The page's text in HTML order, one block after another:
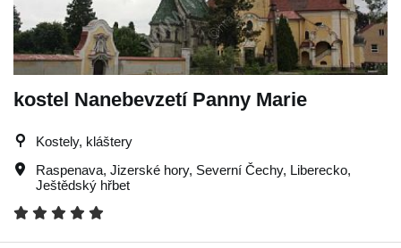
kostel Nanebevzetí Panny Marie
Kostely, kláštery
Raspenava, Jizerské hory, Severní Čechy, Liberecko,
Ještědský hřbet